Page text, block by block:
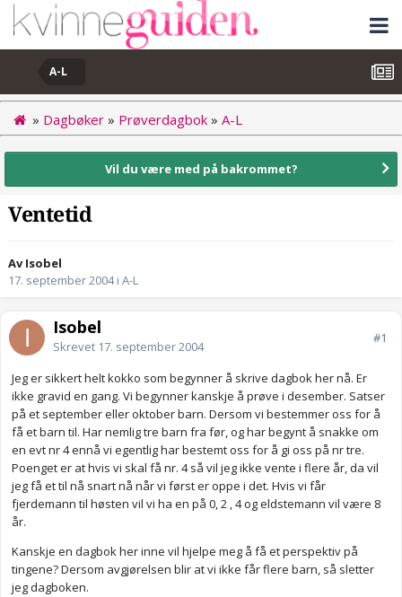
A-L
» Dagbøker » Prøverdagbok » A-L
Vil du være med på bakrommet?
Ventetid
Av Isobel
17. september 2004i A-L
Isobel
Skrevet 17. september 2004
#1
Jeg er sikkert helt kokko som begynner å skrive dagbok her nå. Er
ikke gravid en gang. Vi begynner kanskje å prøve i desember. Satser
på et september eller oktober barn. Dersom vi bestemmer oss for å
få et barn til. Har nemlig tre barn fra før, og har begynt å snakke om
en evt nr 4 ennå vi egentlig har bestemt oss for å gi oss på nr tre.
Poenget er at hvis vi skal få nr. 4 så vil jeg ikke vente i flere år, da vil
jeg få et til nå snart nå når vi først er oppe i det. Hvis vi får
fjerdemann til høsten vil vi ha en på 0, 2 , 4 og eldstemann vil være 8
år.
Kanskje en dagbok her inne vil hjelpe meg å få et perspektiv på
tingene? Dersom avgjørelsen blir at vi ikke får flere barn, så sletter
jeg dagboken.